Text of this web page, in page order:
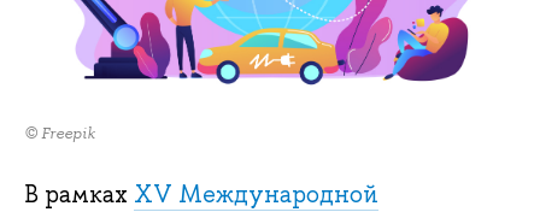
© Freepik
В рамках XV Международной